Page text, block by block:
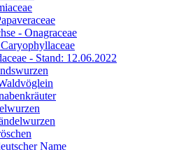
- Onagraceae
- Stand: 12.06.2022
Name